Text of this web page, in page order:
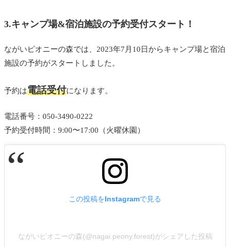
3.キャンプ場&宿泊施設の予約受付スタート！
ながいピオニーの森では、2023年7月10日からキャンプ場と宿泊
施設の予約がスタートしました。
予約は電話受付になります。
電話番号： 050-3490-0222
予約受付時間：9:00〜17:00（火曜休園）
この投稿をInstagramで見る
ながいピオニーの森(@nagai.peony.forest)がシェアした投稿